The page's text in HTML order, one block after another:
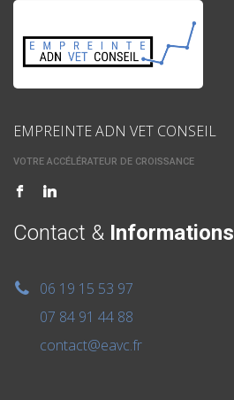
EMPREINTE ADN VET CONSEIL
VOTRE ACCÉLÉRATEUR DE CROISSANCE
Contact & Informations
06 19 15 53 97
07 84 91 44 88
contact@eavc.fr